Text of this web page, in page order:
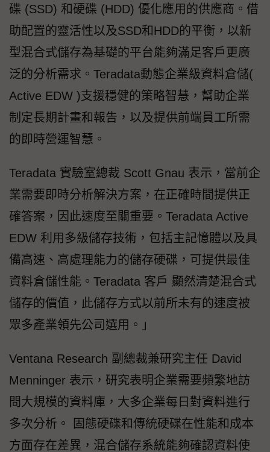
碟 (SSD) 和硬碟 (HDD) 優化應用的供應商。借
助配置的靈活性以及SSD和HDD的平衡，以新
型混合式儲存為基礎的平台能夠滿足客戶更廣
泛的分析需求。Teradata動態企業級資料倉儲(
Active EDW )支援穩健的策略智慧，幫助企業
制定長期計畫和報告，以及提供前端員工所需
的即時營運智慧。
Teradata 實驗室總裁 Scott Gnau 表示，當前企
業需要即時分析解決方案，在正確時間提供正
確答案，因此速度至關重要。Teradata Active
EDW 利用多級儲存技術，包括主記憶體以及具
備高速、高處理能力的儲存硬碟，可提供最佳
資料倉儲性能。Teradata 客戶 顯然清楚混合式
儲存的價值，此儲存方式以前所未有的速度被
眾多產業領先公司選用。」
Ventana Research 副總裁兼研究主任 David
Menninger 表示，研究表明企業需要頻繁地訪
問大規模的資料庫，大多企業每日對資料進行
多次分析。 固態硬碟和傳統硬碟在性能和成本
方面存在差異，混合儲存系統能夠確認資料使